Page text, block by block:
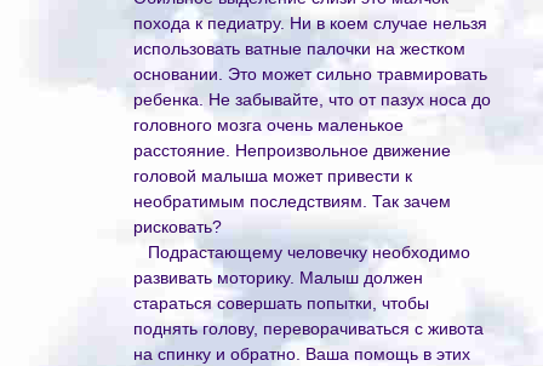
похода к педиатру. Ни в коем случае нельзя
использовать ватные палочки на жестком
основании. Это может сильно травмировать
ребенка. Не забывайте, что от пазух носа до
головного мозга очень маленькое
расстояние. Непроизвольное движение
головой малыша может привести к
необратимым последствиям. Так зачем
рисковать?
Подрастающему человечку необходимо
развивать моторику. Малыш должен
стараться совершать попытки, чтобы
поднять голову, переворачиваться с живота
на спинку и обратно. Ваша помощь в этих